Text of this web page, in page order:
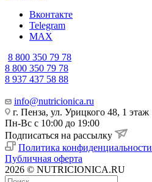
Вконтакте
Telegram
MAX
8 800 350 79 78
8 800 350 79 78
8 937 437 58 88
info@nutricionica.ru
г. Пенза, ул. Урицкого 48, 1 этаж
Пн-Вс с 10:00 до 19:00
Подписаться на рассылку
Политика конфиденциальности
Публичная оферта
2026 © NUTRICIONICA.RU